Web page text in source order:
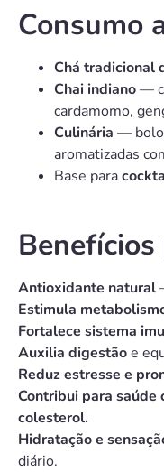
Consumo
Chá tradicional
Chai indiano—
cardamomo,
Culinária —
aromatizadas
Base para
Antioxidante natural
Estimula
Fortalece sistema
Auxilia digestãoe
Reduz estresse e
Contribui para saúde
colesterol.
Hidratação e
diário.